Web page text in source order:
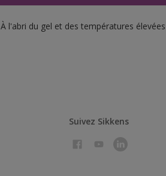
À l'abri du gel et des températures
Suivez Sikkens